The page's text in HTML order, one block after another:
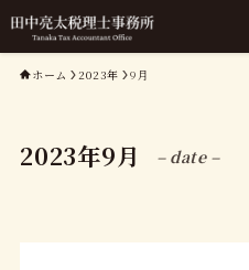
ホーム 2023年 9月
2023年9月 – date –